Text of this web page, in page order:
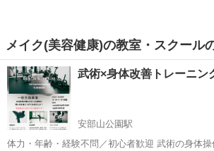
メイク(美容健康)の教室・スクール
武術×身体改善トレーニン
安部山公園駅
体力・年齢・経験不問／初心者歓迎 武術の身体操